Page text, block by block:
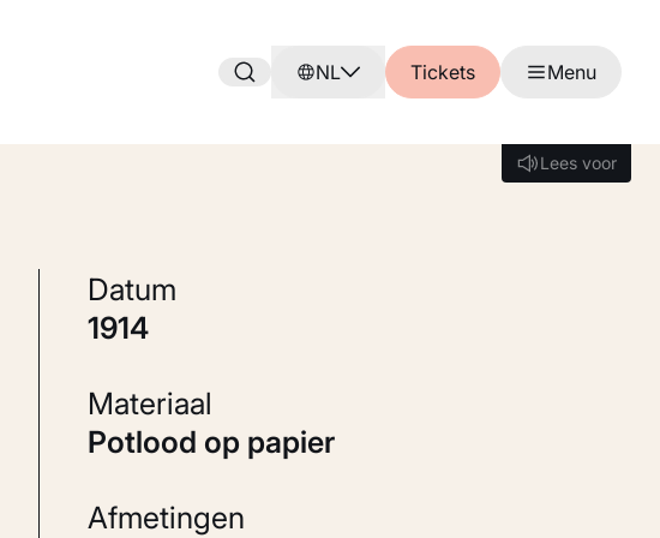
NL Tickets Menu
Lees voor
Lees voor
Datum
1914
Materiaal
Potlood op papier
Afmetingen